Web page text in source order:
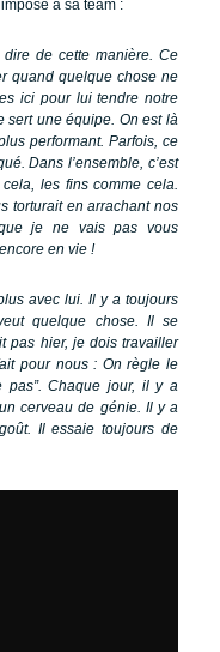
à sa team :
de cette manière. Ce
quand quelque chose ne
ici pour lui tendre notre
sert une équipe. On est là
performant. Parfois, ce
Dans l’ensemble, c’est
les fins comme cela.
torturait en arrachant nos
je ne vais pas vous
en vie !
avec lui. Il y a toujours
quelque chose. Il se
pas hier, je dois travailler
pour nous : On règle le
pas”. Chaque jour, il y a
cerveau de génie. Il y a
Il essaie toujours de